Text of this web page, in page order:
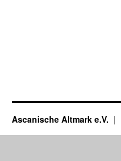
Ascanische Altmark e.V.